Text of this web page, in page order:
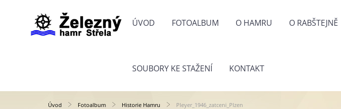
ÚVOD FOTOALBUM O HAMRU O RABŠTEJNĚ
SOUBORY KE STAŽENÍ KONTAKT
Úvod Fotoalbum Historie Hamru Pleyer_1946_zatceni_Plzen